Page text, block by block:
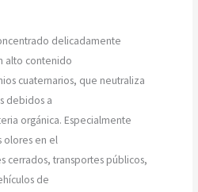
delicadamente
alto contenido
cuaternarios, que neutraliza
debidos a
orgánica. Especialmente
olores en el
cerrados, transportes públicos,
de